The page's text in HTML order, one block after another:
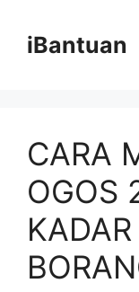
contentiBantuan
CARA
OGOS